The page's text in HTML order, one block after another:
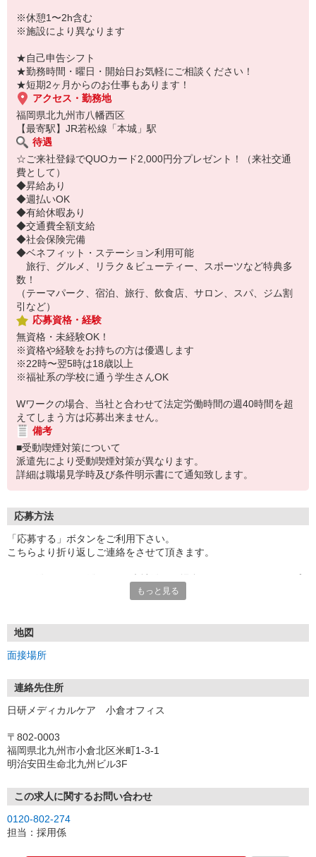
「近くの病院で働きたい」
「資格はないけど医療業界のお仕事に興味がある」
「すぐに働けるところはないかな…」
そんな方もぜひ！お気軽にご連絡ください♪
※休憩1〜2h含む
※施設により異なります
★自己申告シフト
★勤務時間・曜日・開始日お気軽にご相談ください！
★短期2ヶ月からのお仕事もあります！
アクセス・勤務地
福岡県北九州市八幡西区
【最寄駅】JR若松線「本城」駅
待遇
☆ご来社登録でQUOカード2,000円分プレゼント！（来社交通
費として）
◆昇給あり
◆週払いOK
◆有給休暇あり
◆交通費全額支給
◆社会保険完備
◆ベネフィット・ステーション利用可能
旅行、グルメ、リラク＆ビューティー、スポーツなど特典多
数！
（テーマパーク、宿泊、旅行、飲食店、サロン、スパ、ジム割
引など）
応募資格・経験
無資格・未経験OK！
※資格や経験をお持ちの方は優遇します
※22時〜翌5時は18歳以上
※福祉系の学校に通う学生さんOK
Wワークの場合、当社と合わせて法定労働時間の週40時間を超
えてしまう方は応募出来ません。
備考
■受動喫煙対策について
派遣先により受動喫煙対策が異なります。
詳細は職場見学時及び条件明示書にて通知致します。
応募方法
「応募する」ボタンをご利用下さい。
こちらより折り返しご連絡をさせて頂きます。
もっと見る
地図
面接場所
連絡先住所
日研メディカルケア 小倉オフィス
〒802-0003
福岡県北九州市小倉北区米町1-3-1
明治安田生命北九州ビル3F
この求人に関するお問い合わせ
0120-802-274
担当：採用係